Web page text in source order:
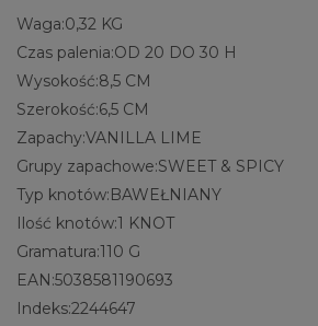
Waga:0,32 KG
Czas palenia:OD 20 DO 30 H
Wysokość:8,5 CM
Szerokość:6,5 CM
Zapachy:VANILLA LIME
Grupy zapachowe:SWEET & SPICY
Typ knotów:BAWEŁNIANY
Ilość knotów:1 KNOT
Gramatura:110 G
EAN:5038581190693
Indeks:2244647